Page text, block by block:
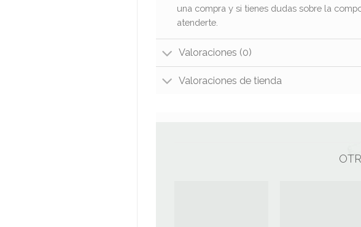
una compra y si tienes dudas sobre la
atenderte.
Valoraciones (0)
Valoraciones de tienda